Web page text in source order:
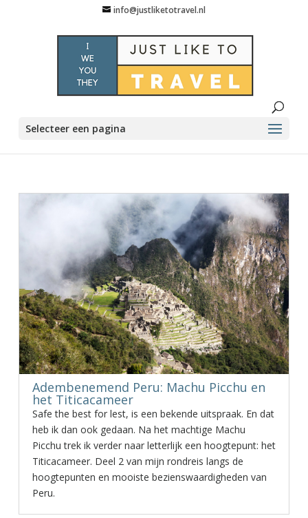
info@justliketotravel.nl
Selecteer een pagina
Adembenemend Peru: Machu Picchu en
het Titicacameer
Safe the best for lest, is een bekende uitspraak. En dat
heb ik dan ook gedaan. Na het machtige Machu
Picchu trek ik verder naar letterlijk een hoogtepunt: het
Titicacameer. Deel 2 van mijn rondreis langs de
hoogtepunten en mooiste bezienswaardigheden van
Peru.